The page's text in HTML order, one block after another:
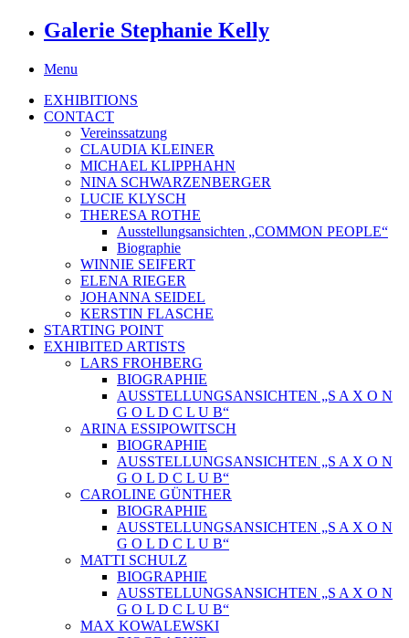
Galerie Stephanie Kelly
Menu
EXHIBITIONS
CONTACT
Vereinssatzung
CLAUDIA KLEINER
MICHAEL KLIPPHAHN
NINA SCHWARZENBERGER
LUCIE KLYSCH
THERESA ROTHE
Ausstellungsansichten „COMMON PEOPLE“
Biographie
WINNIE SEIFERT
ELENA RIEGER
JOHANNA SEIDEL
KERSTIN FLASCHE
STARTING POINT
EXHIBITED ARTISTS
LARS FROHBERG
BIOGRAPHIE
AUSSTELLUNGSANSICHTEN „S A X O N
G O L D C L U B“
ARINA ESSIPOWITSCH
BIOGRAPHIE
AUSSTELLUNGSANSICHTEN „S A X O N
G O L D C L U B“
CAROLINE GÜNTHER
BIOGRAPHIE
AUSSTELLUNGSANSICHTEN „S A X O N
G O L D C L U B“
MATTI SCHULZ
BIOGRAPHIE
AUSSTELLUNGSANSICHTEN „S A X O N
G O L D C L U B“
MAX KOWALEWSKI